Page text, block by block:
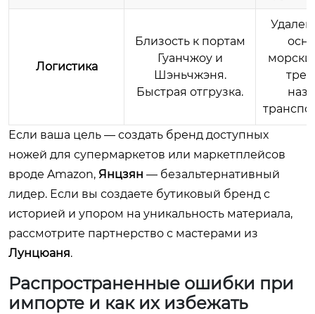
Логистика
Близость к портам
Гуанчжоу и
Шэньчжэня.
Быстрая отгрузка.
Если ваша цель — создать бренд доступных
ножей для супермаркетов или маркетплейсов
вроде Amazon, Янцзян — безальтернативный
лидер. Если вы создаете бутиковый бренд с
историей и упором на уникальность материала,
рассмотрите партнерство с мастерами из
Лунцюаня.
Распространенные ошибки при
импорте и как их избежать